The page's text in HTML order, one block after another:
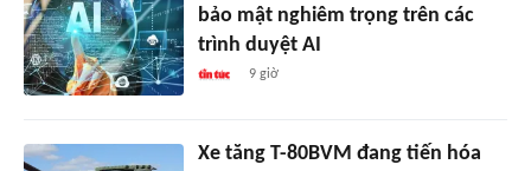
bảo mật nghiêm trọng trên các
trình duyệt AI
9 giờ
Xe tăng T-80BVM đang tiến hóa